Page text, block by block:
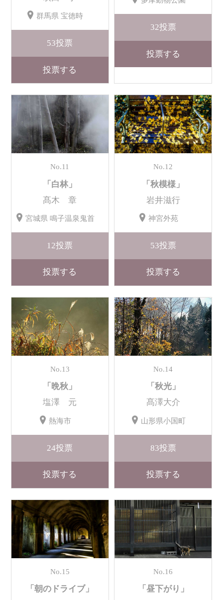
群馬県 宝徳時
53投票
投票する
32投票
投票する
No.11
「白林」
髙木 章
宮城県 鳴子温泉鬼首
12投票
投票する
No.12
「秋模様」
岩井滋行
神宮外苑
53投票
投票する
No.13
「晩秋」
塩澤 元
熱海市
24投票
投票する
No.14
「秋光」
髙澤大介
山形県小国町
83投票
投票する
No.15
「朝のドライブ」
No.16
「昼下がり」